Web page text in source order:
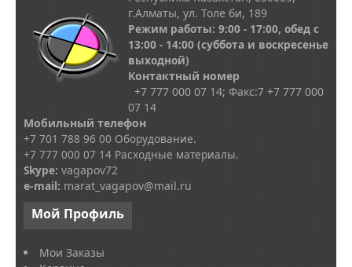
г.Алматы, ул. Толе би, 189
Режим работы: 9:00 - 17:00, обед с
13:00 - 14:00 (суббота и воскресенье
выходной)
Контактный номер
+7 777 000 07 14; Факс:7 +7 777 000
07 14
Мобильный телефон
+7 701 788 96 00 Оборудование.
+7 777 000 07 14 Расходные материалы.
Skype: vagapov72
e-mail: marat_vagapov@mail.ru
Мой Профиль
Мои Заказы